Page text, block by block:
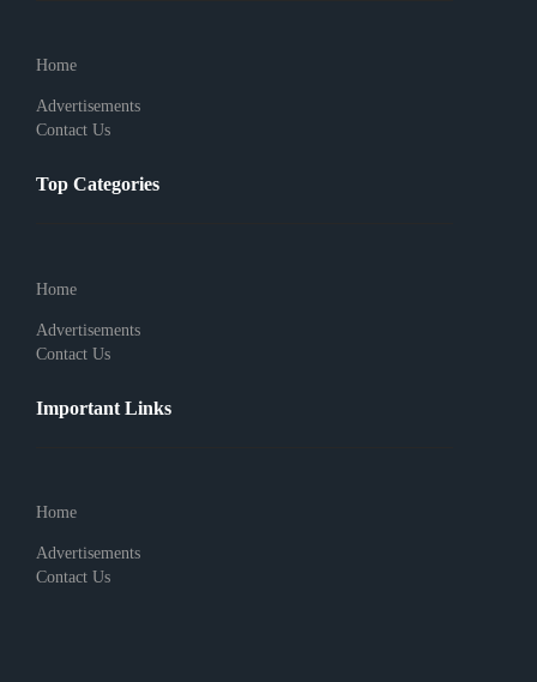
Home
Advertisements
Contact Us
Top Categories
Home
Advertisements
Contact Us
Important Links
Home
Advertisements
Contact Us